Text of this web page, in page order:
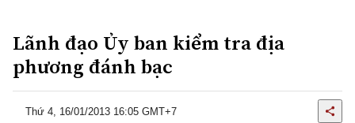
Lãnh đạo Ủy ban kiểm tra địa
phương đánh bạc
Thứ 4, 16/01/2013 16:05 GMT+7